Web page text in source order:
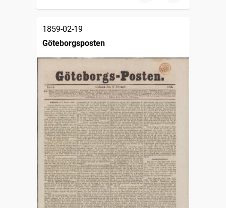
1859-02-19
Göteborgsposten